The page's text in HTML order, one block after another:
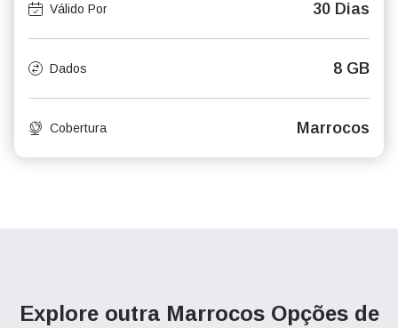
Válido Por 30 Dias
Dados 8 GB
Cobertura Marrocos
Explore outra Marrocos Opções de